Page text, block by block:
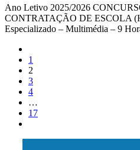
Ano Letivo 2025/2026
CONTRATAÇÃO DE ESCOLA
Especializado – Multimédia – 9
1
2
3
4
…
17